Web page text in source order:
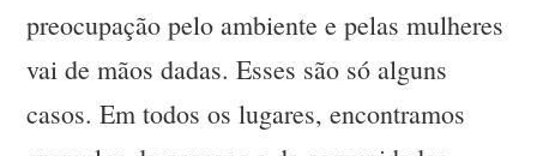
preocupação pelo ambiente e pelas mulheres
vai de mãos dadas. Esses são só alguns
casos. Em todos os lugares, encontramos